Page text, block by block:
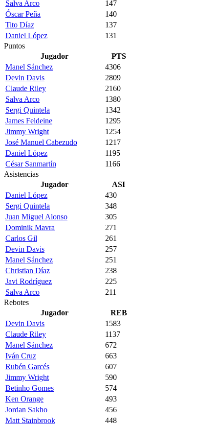
Salva Arco
147
Óscar Peña
140
Tito Díaz
137
Daniel López
131
Puntos
Jugador
PTS
Manel Sánchez
4306
Devin Davis
2809
Claude Riley
2160
Salva Arco
1380
Sergi Quintela
1342
James Feldeine
1295
Jimmy Wright
1254
José Manuel Cabezudo
1217
Daniel López
1195
César Sanmartín
1166
Asistencias
Jugador
ASI
Daniel López
430
Sergi Quintela
348
Juan Miguel Alonso
305
Dominik Mavra
271
Carlos Gil
261
Devin Davis
257
Manel Sánchez
251
Christian Díaz
238
Javi Rodríguez
225
Salva Arco
211
Rebotes
Jugador
REB
Devin Davis
1583
Claude Riley
1137
Manel Sánchez
672
Iván Cruz
663
Rubén Garcés
607
Jimmy Wright
590
Betinho Gomes
574
Ken Orange
493
Jordan Sakho
456
Matt Stainbrook
448